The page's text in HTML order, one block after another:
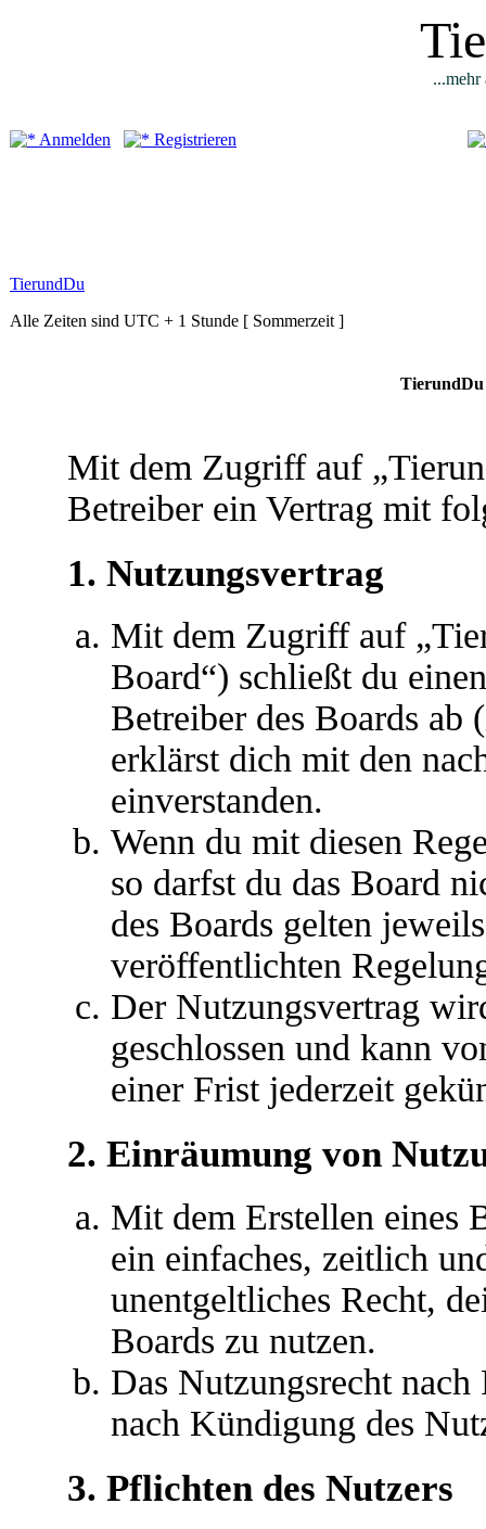
...mehr
Anmelden Registrieren
TierundDu
Alle Zeiten sind UTC + 1 Stunde [ Sommerzeit ]
TierundDu
Mit dem Zugriff auf
Betreiber ein Vertrag mit
1. Nutzungsvertrag
Mit dem Zugriff auf
Board“) schließt du
Betreiber des Boards ab
erklärst dich mit den
einverstanden.
Wenn du mit diesen
so darfst du das Board
des Boards gelten
veröffentlichten
Der Nutzungsvertrag
geschlossen und kann
einer Frist jederzeit
2. Einräumung von
Mit dem Erstellen eines
ein einfaches, zeitlich
unentgeltliches Recht,
Boards zu nutzen.
Das Nutzungsrecht
nach Kündigung des
3. Pflichten des Nutzers